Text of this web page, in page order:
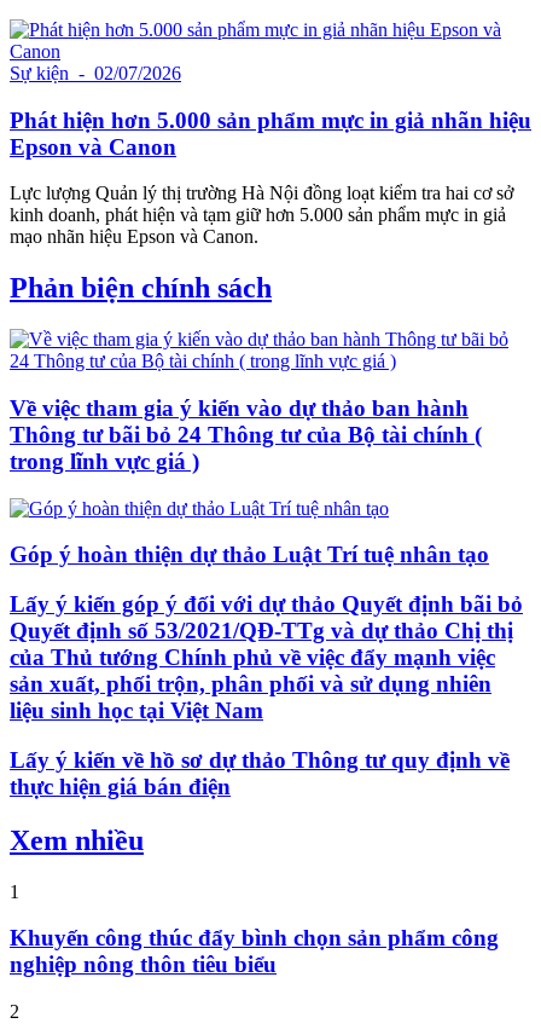
Sự kiện - 02/07/2026
Phát hiện hơn 5.000 sản phẩm mực in giả nhãn hiệu
Epson và Canon
Lực lượng Quản lý thị trường Hà Nội đồng loạt kiểm tra hai cơ sở
kinh doanh, phát hiện và tạm giữ hơn 5.000 sản phẩm mực in giả
mạo nhãn hiệu Epson và Canon.
Phản biện chính sách
Về việc tham gia ý kiến vào dự thảo ban hành
Thông tư bãi bỏ 24 Thông tư của Bộ tài chính (
trong lĩnh vực giá )
Góp ý hoàn thiện dự thảo Luật Trí tuệ nhân tạo
Lấy ý kiến góp ý đối với dự thảo Quyết định bãi bỏ
Quyết định số 53/2021/QĐ-TTg và dự thảo Chị thị
của Thủ tướng Chính phủ về việc đẩy mạnh việc
sản xuất, phối trộn, phân phối và sử dụng nhiên
liệu sinh học tại Việt Nam
Lấy ý kiến về hồ sơ dự thảo Thông tư quy định về
thực hiện giá bán điện
Xem nhiều
1
Khuyến công thúc đẩy bình chọn sản phẩm công
nghiệp nông thôn tiêu biểu
2